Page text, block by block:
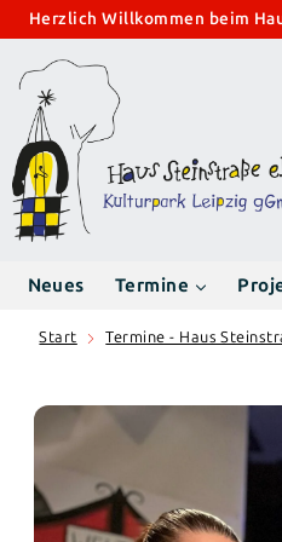
Zum
springen
Herzlich Willkommen beim
Neues Termine
Start Termine - Haus